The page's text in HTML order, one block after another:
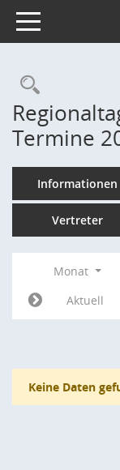
Toggle navigation
Termine
Informationen
Vertreter
Monat
Aktuell
Keine Daten